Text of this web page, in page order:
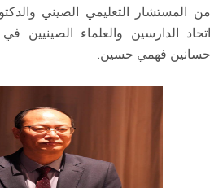
من المستشار التعليمي الصيني
اتحاد الدارسين والعلماء الصينيين
حسانين فهمي حسين.